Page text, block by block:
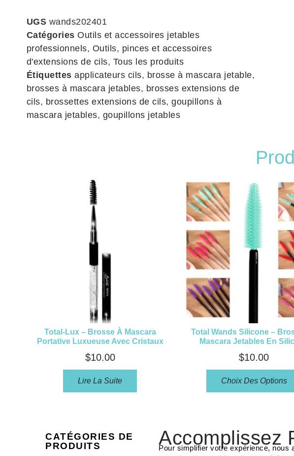
UGS wands202401
Catégories Outils et accessoires jetables
professionnels, Outils, pinces et accessoires
d'extensions de cils, Tous les produits
Étiquettes applicateurs cils, brosse à mascara jetable,
brosses à mascara jetables, brosses extensions de
cils, brossettes extensions de cils,goupillons à
mascara jetables, goupillons jetables
Total-Lux – Brosse À Mascara
Portative Luxueuse Avec Cristaux
$10.00
Lire La Suite
Total Wands Silicone –
Mascara Jetables En
$10.00
Choix Des Options
CATÉGORIES DE
PRODUITS
Accomplissez
Pour simplifier votre expérience, nous